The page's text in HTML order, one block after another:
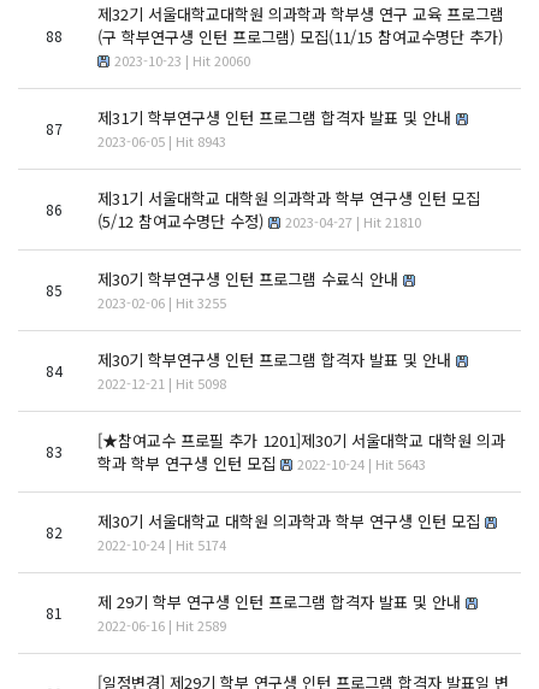
88
제32기 서울대학교대학원 의과학과 학부생 연구 교육 프로그램
(구 학부연구생 인턴 프로그램) 모집(11/15 참여교수명단 추가)
2023-10-23 | Hit 20060
87 제31기 학부연구생 인턴 프로그램 합격자 발표 및 안내
2023-06-05 | Hit 8943
86
제31기 서울대학교 대학원 의과학과 학부 연구생 인턴 모집
(5/12 참여교수명단 수정)
2023-04-27 | Hit 21810
85 제30기 학부연구생 인턴 프로그램 수료식 안내
2023-02-06 | Hit 3255
84 제30기 학부연구생 인턴 프로그램 합격자 발표 및 안내
2022-12-21 | Hit 5098
83
[★참여교수 프로필 추가 1201]제30기 서울대학교 대학원 의과
학과 학부 연구생 인턴 모집
2022-10-24 | Hit 5643
82 제30기 서울대학교 대학원 의과학과 학부 연구생 인턴 모집
2022-10-24 | Hit 5174
81 제 29기 학부 연구생 인턴 프로그램 합격자 발표 및 안내
2022-06-16 | Hit 2589
[일정변경] 제29기 학부 연구생 인턴 프로그램 합격자 발표일 변